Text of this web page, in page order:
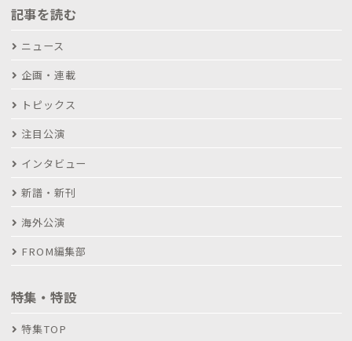
記事を読む
ニュース
企画・連載
トピックス
注目公演
インタビュー
新譜・新刊
海外公演
FROM編集部
特集・特設
特集TOP